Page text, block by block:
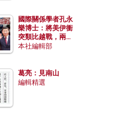
國際關係學者孔永
樂博士：將美伊衝
突類比越戰，兩者
有何異同？中國崛
本社編輯部
葛亮：見南山
編輯精選